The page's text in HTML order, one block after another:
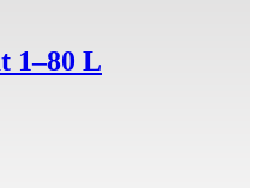
1–80 L